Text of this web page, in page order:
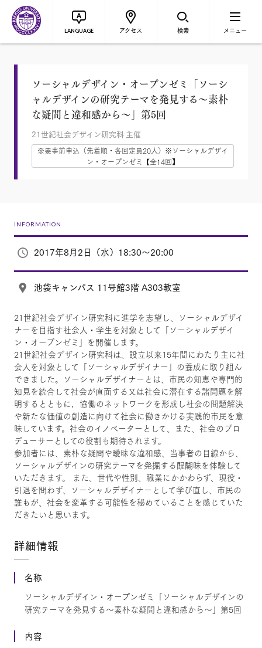
LANGUAGE アクセス 検索 メニュー
ソーシャルデザイン・オープンゼミ「ソーシ
ャルデザインの研究テーマを発見する～素朴
な疑問と違和感から～」第5回
21世紀社会デザイン研究科 主催
※要事前申込（先着順・各回定員20人）※ソーシャルデザイ
ン・オープンゼミ【全14回】
INFORMATION
2017年8月2日（水）18:30～20:00
池袋キャンパス 11号館3階 A303教室
21世紀社会デザイン研究科に進学を志望し、ソーシャルデザイ
ナーを目指す社会人・学生を対象として「ソーシャルデザイ
ン・オープンゼミ」を開催します。
21世紀社会デザイン研究科は、設立以来15年間にわたり主に社
会人を対象として「ソーシャルデザイナー」の養成に取り組ん
できました。ソーシャルデザイナーとは、市民の知恵や専門的
知見を統合して社会が直面する又は社会に潜在する諸問題を解
明するとともに，協働のネットワークを形成し社会の問題解決
や新たな価値の創造に向けて社会に働きかける実践的市民を意
味しています。社会のイノベーターとして、また、社会のプロ
デューサーとしての役割も期待されます。
参加者には、素朴な疑問や曖昧な違和感、当事者の目線から、
ソーシャルデザインの研究テーマを発掘する醍醐味を体験して
いただきます。 また、世代や性別、職業にかかわらず、現役・
引退を問わず、ソーシャルデザイナーとして学び直し、市民の
誰もが、社会を変革する可能性を秘めていることを感じていた
だきたいと思います。
詳細情報
名称
ソーシャルデザイン・オープンゼミ「ソーシャルデザインの
研究テーマを発見する～素朴な疑問と違和感から～」第5回
内容